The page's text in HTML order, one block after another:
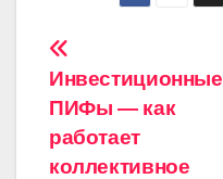
Навигация
по
записям
Инвестиционные
ПИФы — как
работает
коллективное